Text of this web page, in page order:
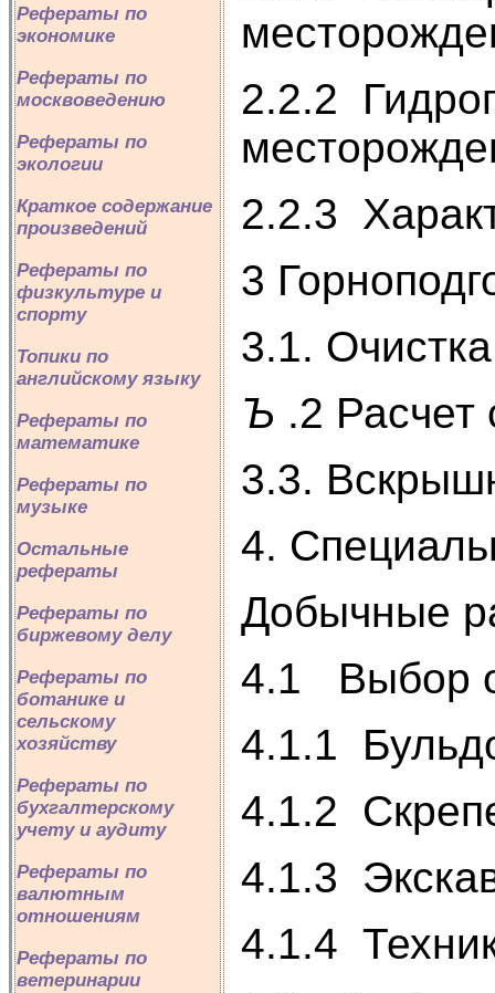
Рефераты по
экономике
Рефераты по
москвоведению
Рефераты по
экологии
Краткое содержание
произведений
Рефераты по
физкультуре и
спорту
Топики по
английскому языку
Рефераты по
математике
Рефераты по
музыке
Остальные
рефераты
Рефераты по
биржевому делу
Рефераты по
ботанике и
сельскому
хозяйству
Рефераты по
бухгалтерскому
учету и аудиту
Рефераты по
валютным
отношениям
Рефераты по
ветеринарии
2.2.2
2.2.3
3
3.1.
Ъ .2 Расчет
3.3.
4.
Добычные
4.1 Выбор
4.1.1
4.1.2
4.1.3
4.1.4